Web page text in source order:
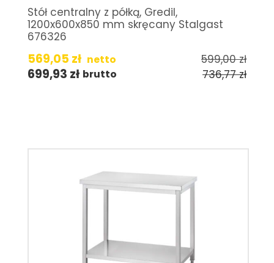
Stół centralny z półką, Gredil,
1200x600x850 mm skręcany Stalgast
676326
569,05 zł netto 599,00zł
699,93 zł brutto 736,77zł